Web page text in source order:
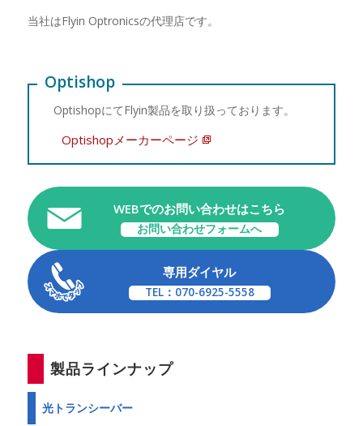
当社はFlyin Optronicsの代理店です。
Optishop
OptishopにてFlyin製品を取り扱っております。
Optishopメーカーページ
WEBでのお問い合わせはこちら
お問い合わせフォームへ
専用ダイヤル
TEL：070-6925-5558
製品ラインナップ
光トランシーバー